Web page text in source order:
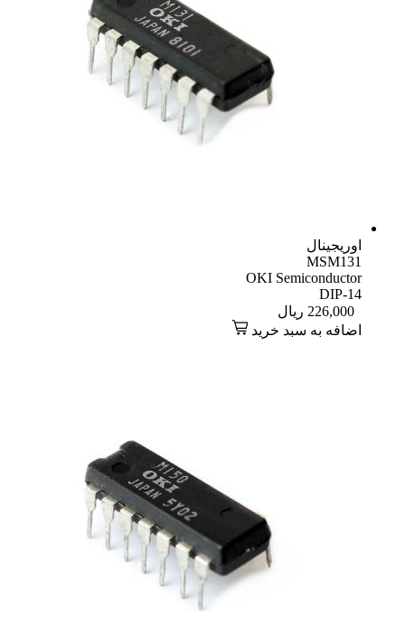
اوریجینال
MSM131
OKI Semiconductor
DIP-14
226,000 ریال
اضافه به سبد خرید